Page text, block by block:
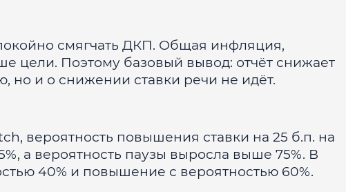
смягчать ДКП. Общая инфляция,
цели. Поэтому базовый вывод: отчёт снижает
но и о снижении ставки речи не идёт.
вероятность повышения ставки на 25 б.п. на
а вероятность паузы выросла выше 75%. В
40% и повышение с вероятностью 60%.